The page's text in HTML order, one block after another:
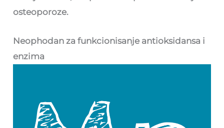
osteoporoze.
Neophodan za funkcionisanje antioksidansa i
enzima